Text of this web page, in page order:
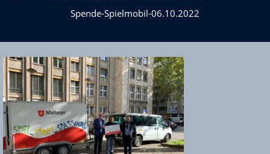
Spende-Spielmobil-06.10.2022